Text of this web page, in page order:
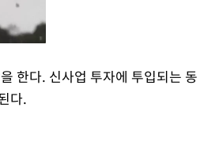
한다. 신사업 투자에 투입되는 동
다.